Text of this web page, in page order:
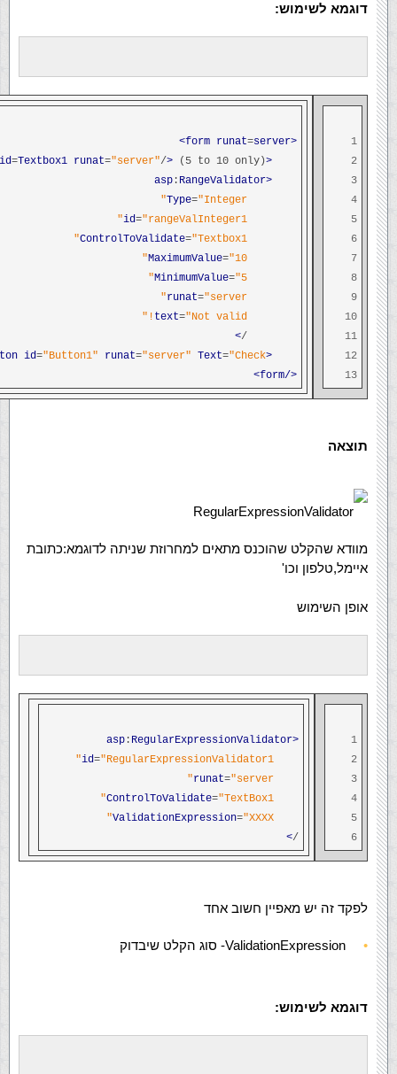
דוגמא לשימוש:
1
2
3
4
5
6
7
8
9
10
11
12
13
<form
runat=server>
<asp
id=Textbox1 runat="server"/> (5 to 10 only)
<asp
: RangeValidator
Type="Integer"
id="rangeValInteger1"
ControlToValidate="Textbox1"
MaximumValue="10"
MinimumValue="5"
runat="server"
text="Not valid!"
/
>
<asp
id="Button1" runat="server" Text="Check"
</form>
תוצאה
RegularExpressionValidator
מוודא שהקלט שהוכנס מתאים למחרוזת שניתה לדוגמא:כתובת
איימל,טלפון וכו'
אופן השימוש
1
2
3
4
5
6
<asp
: RegularExpressionValidator
id="RegularExpressionValidator1"
runat="server"
ControlToValidate="TextBox1"
ValidationExpression="XXXX"
/
>
לפקד זה יש מאפיין חשוב אחד
ValidationExpression- סוג הקלט שיבדוק
דוגמא לשימוש: